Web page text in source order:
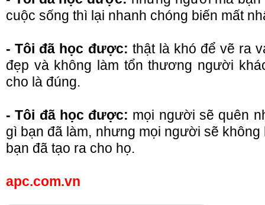
cuộc sống thì lại nhanh chóng biến mất
- Tôi đã học được: thật là khó để vẽ ra
đẹp và không làm tổn thương người
cho là đúng.
- Tôi đã học được: mọi người sẽ quên
gì bạn đã làm, nhưng mọi người sẽ
bạn đã tạo ra cho họ.
apc.com.vn